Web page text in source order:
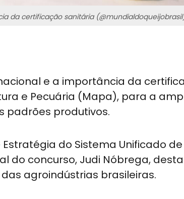
da certificação sanitária
e a importância da
e Pecuária (Mapa), para a
padrões produtivos.
do Sistema Unificado de
do concurso, Judi Nóbrega,
agroindústrias brasileiras.